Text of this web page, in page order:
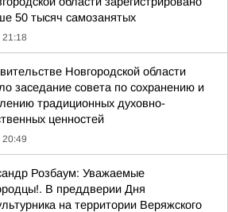
50 тысяч самозанятых
21:18
Новгородской области
заседание совета по сохранению и
традиционных духовно-
ценностей
20:49
Розбаум: Уважаемые
В преддверии Дня
на территории Веряжского